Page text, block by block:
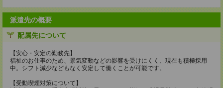
派遣先の概要
配属先について
【安心・安定の勤務先】
福祉のお仕事のため、景気変動などの影響を受けにくく、現在も積極採用
中。シフト減少などもなく安定して働くことが可能です。
【受動喫煙対策について】